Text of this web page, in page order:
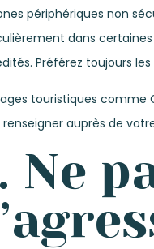
périphériques non
dans certaines
Préférez toujours
touristiques comme
renseigner auprès de
Ne